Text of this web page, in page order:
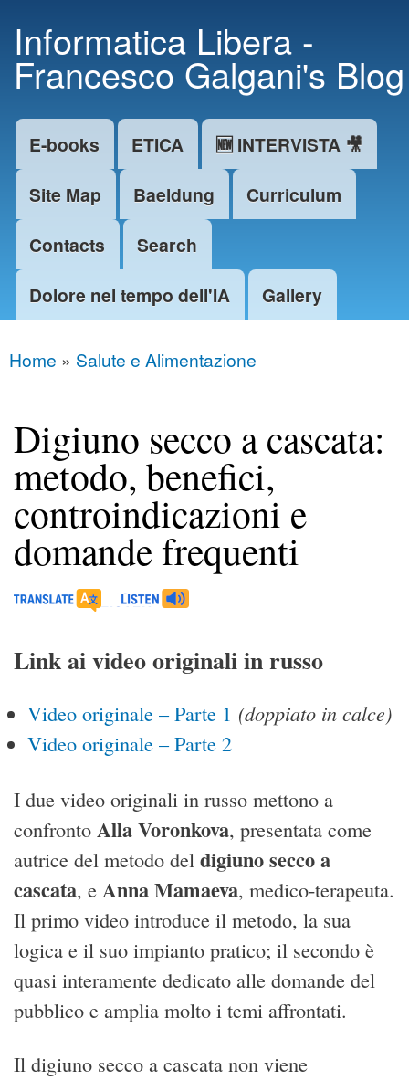
main
content
Informatica Libera -
Francesco Galgani's Blog
Main menu
E-books ETICA
🆕 INTERVISTA 🎥
Site Map
Baeldung
Curriculum
Contacts
Search
Dolore nel tempo dell'IA
Gallery
You are here
Home » Salute e Alimentazione
Digiuno secco a cascata:
metodo, benefici,
controindicazioni e
domande frequenti
Link ai video originali in russo
Video originale – Parte 1 (doppiato in calce)
Video originale – Parte 2
I due video originali in russo mettono a
confronto Alla Voronkova, presentata come
autrice del metodo del digiuno secco a
cascata, e Anna Mamaeva, medico-terapeuta.
Il primo video introduce il metodo, la sua
logica e il suo impianto pratico; il secondo è
quasi interamente dedicato alle domande del
pubblico e amplia molto i temi affrontati.
Il digiuno secco a cascata non viene